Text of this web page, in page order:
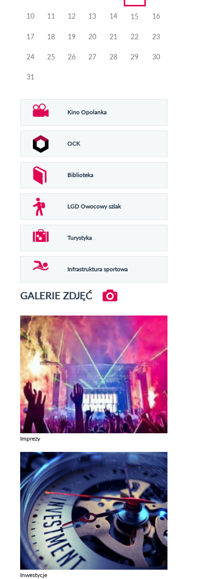
10 11 12 13 14 15 16
17 18 19 20 21 22 23
24 25 26 27 28 29 30
31
Kino Opolanka
OCK
Biblioteka
LGD Owocowy szlak
Turystyka
Infrastruktura sportowa
GALERIE ZDJĘĆ
Imprezy
Inwestycje